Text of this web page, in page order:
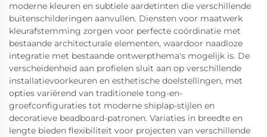
moderne kleuren en subtiele aardetinten die verschillende
buitenschilderingen aanvullen. Diensten voor maatwerk
kleurafstemming zorgen voor perfecte coördinatie met
bestaande architecturale elementen, waardoor naadloze
integratie met bestaande ontwerpthema's mogelijk is. De
verscheidenheid aan profielen sluit aan op verschillende
installatievoorkeuren en esthetische doelstellingen, met
opties variërend van traditionele tong-en-
groefconfiguraties tot moderne shiplap-stijlen en
decoratieve beadboard-patronen. Variaties in breedte en
lengte bieden flexibiliteit voor projecten van verschillende